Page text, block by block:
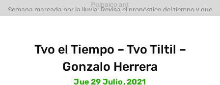
Semana marcada por la lluvia: Revisa el pronóstico del tiempo y que
Polpaico ant
Tvo el Tiempo – Tvo Tiltil –
Gonzalo Herrera
Jue 29 Julio, 2021